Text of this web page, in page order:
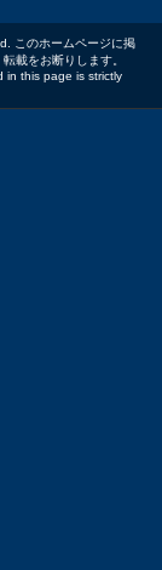
このホームページに掲
載をお断りします。
in this page is strictly